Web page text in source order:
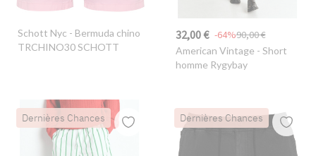
Schott Nyc - Bermuda chino
TRCHINO30 SCHOTT
32,00 € 90,00 €
-64%
American Vintage - Short
homme Rygybay
Dernières Chances Dernières Chances